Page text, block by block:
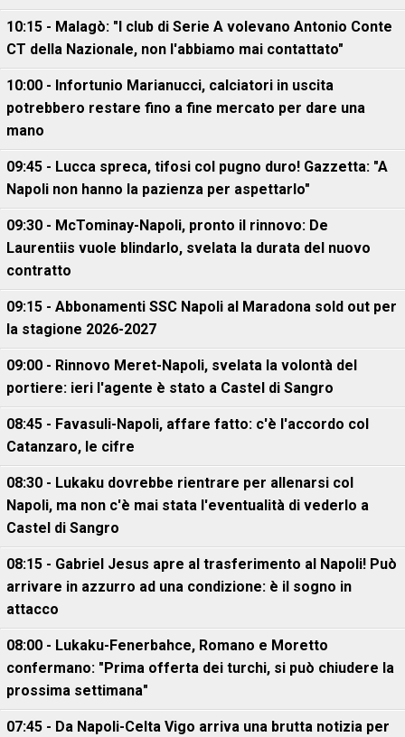
10:15 - Malagò: "I club di Serie A volevano Antonio Conte
CT della Nazionale, non l'abbiamo mai contattato"
10:00 - Infortunio Marianucci, calciatori in uscita
potrebbero restare fino a fine mercato per dare una
mano
09:45 - Lucca spreca, tifosi col pugno duro! Gazzetta: "A
Napoli non hanno la pazienza per aspettarlo"
09:30 - McTominay-Napoli, pronto il rinnovo: De
Laurentiis vuole blindarlo, svelata la durata del nuovo
contratto
09:15 - Abbonamenti SSC Napoli al Maradona sold out per
la stagione 2026-2027
09:00 - Rinnovo Meret-Napoli, svelata la volontà del
portiere: ieri l'agente è stato a Castel di Sangro
08:45 - Favasuli-Napoli, affare fatto: c'è l'accordo col
Catanzaro, le cifre
08:30 - Lukaku dovrebbe rientrare per allenarsi col
Napoli, ma non c'è mai stata l'eventualità di vederlo a
Castel di Sangro
08:15 - Gabriel Jesus apre al trasferimento al Napoli! Può
arrivare in azzurro ad una condizione: è il sogno in
attacco
08:00 - Lukaku-Fenerbahce, Romano e Moretto
confermano: "Prima offerta dei turchi, si può chiudere la
prossima settimana"
07:45 - Da Napoli-Celta Vigo arriva una brutta notizia per